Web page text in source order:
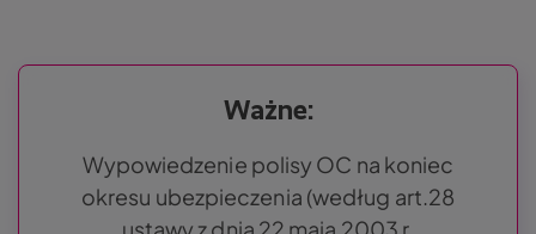
Ważne:
Wypowiedzenie polisy OC na koniec
okresu ubezpieczenia (według art.28